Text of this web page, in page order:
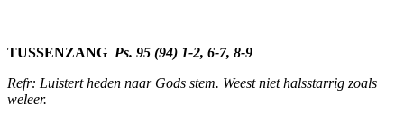
TUSSENZANG Ps. 95 (94) 1-2, 6-7, 8-9
Refr: Luistert heden naar Gods stem. Weest niet halsstarrig zoals
weleer.